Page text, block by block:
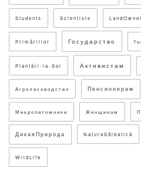
Students Scientists
Primăriilor Государство
Plantări-la-Sol Активистам
Агролесоводство Пенсионерам
Микропитомники Женщинам
ДикаяПрирода NaturaSălbatică
WildLife